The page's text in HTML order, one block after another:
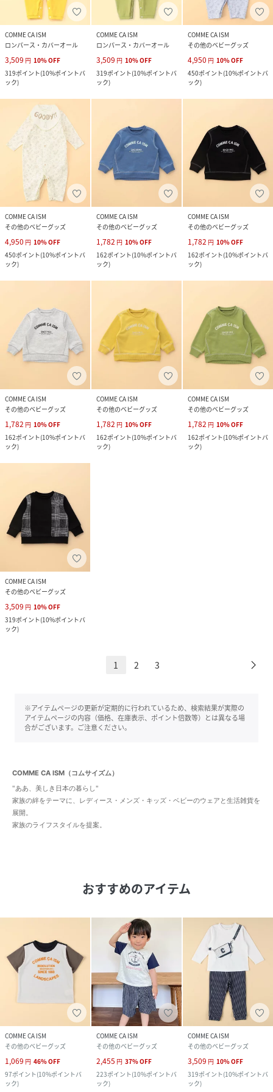
COMME CA ISM
ロンパース・カバーオール
3,509 円 10%OFF
319ポイント(10%ポイントバ
ック)
COMME CA ISM
ロンパース・カバーオール
3,509 円 10%OFF
319ポイント(10%ポイントバ
ック)
COMME CA ISM
その他のベビーグッズ
4,950 円 10%OFF
450ポイント(10%ポイントバ
ック)
COMME CA ISM
その他のベビーグッズ
4,950 円 10%OFF
450ポイント(10%ポイントバ
ック)
COMME CA ISM
その他のベビーグッズ
1,782 円 10%OFF
162ポイント(10%ポイントバ
ック)
COMME CA ISM
その他のベビーグッズ
1,782 円 10%OFF
162ポイント(10%ポイントバ
ック)
COMME CA ISM
その他のベビーグッズ
1,782 円 10%OFF
162ポイント(10%ポイントバ
ック)
COMME CA ISM
その他のベビーグッズ
1,782 円 10%OFF
162ポイント(10%ポイントバ
ック)
COMME CA ISM
その他のベビーグッズ
1,782 円 10%OFF
162ポイント(10%ポイントバ
ック)
COMME CA ISM
その他のベビーグッズ
3,509 円 10%OFF
319ポイント(10%ポイントバ
ック)
1 2 3
※アイテムページの更新が定期的に行われているため、検索結果が実際の
アイテムページの内容（価格、在庫表示、ポイント倍数等）とは異なる場
合がございます。ご注意ください。
COMME CA ISM（コムサイズム）
"ああ、美しき日本の暮らし"
家族の絆をテーマに、レディース・メンズ・キッズ・ベビーのウェアと生活雑貨を
展開。
家族のライフスタイルを提案。
おすすめのアイテム
COMME CA ISM
その他のベビーグッズ
1,069 円 46%OFF
97ポイント(10%ポイントバ
ック)
COMME CA ISM
その他のベビーグッズ
2,455 円 37%OFF
223ポイント(10%ポイントバ
ック)
COMME CA ISM
その他のベビーグッズ
3,509 円 10%OFF
319ポイント(10%ポイントバ
ック)